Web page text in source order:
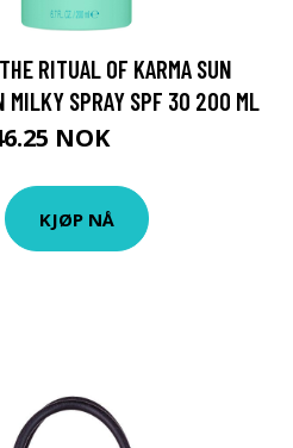
RITUAL OF KARMA SUN
MILKY SPRAY SPF 30 200 ML
NOK
KJØP NÅ